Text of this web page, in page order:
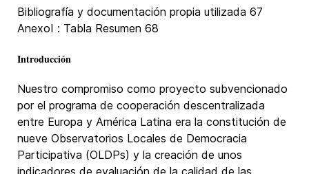
Bibliografía y documentación propia utilizada 67
AnexoI : Tabla Resumen 68
Introducción
Nuestro compromiso como proyecto subvencionado
por el programa de cooperación descentralizada
entre Europa y América Latina era la constitución de
nueve Observatorios Locales de Democracia
Participativa (OLDPs) y la creación de unos
indicadores de evaluación de la calidad de las